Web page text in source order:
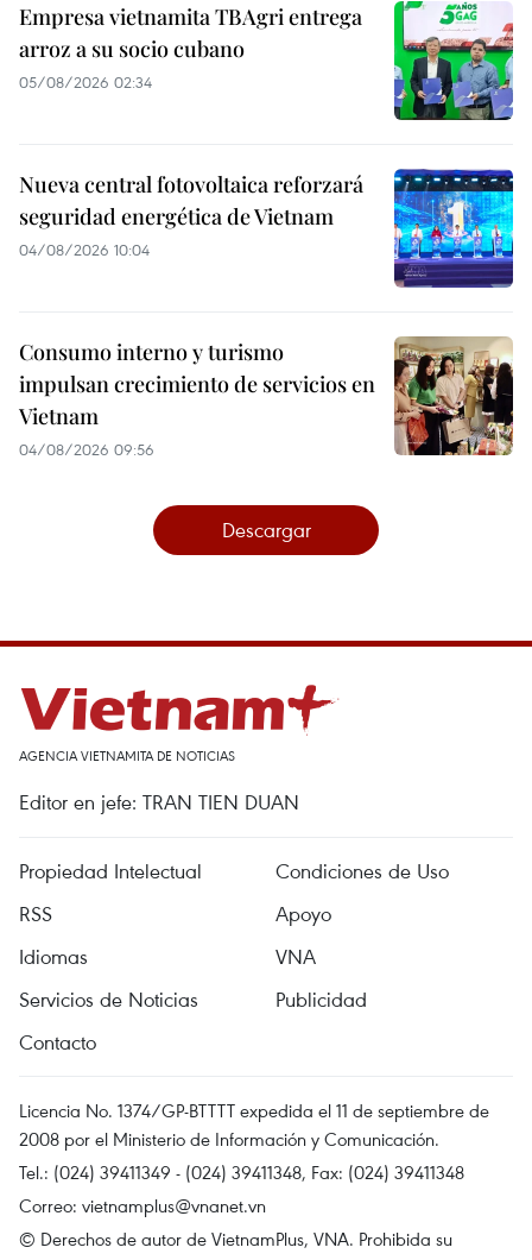
Empresa vietnamita TBAgri entrega
arroz a su socio cubano
05/08/2026 02:34
Nueva central fotovoltaica reforzará
seguridad energética de Vietnam
04/08/2026 10:04
Consumo interno y turismo
impulsan crecimiento de servicios en
Vietnam
04/08/2026 09:56
Descargar
AGENCIA VIETNAMITA DE NOTICIAS
Editor en jefe: TRAN TIEN DUAN
Propiedad Intelectual
Condiciones de Uso
RSS
Apoyo
Idiomas
VNA
Servicios de Noticias
Publicidad
Contacto
Licencia No. 1374/GP-BTTTT expedida el 11 de septiembre de
2008 por el Ministerio de Información y Comunicación.
Tel.: (024) 39411349 - (024) 39411348, Fax: (024) 39411348
Correo: vietnamplus@vnanet.vn
© Derechos de autor de VietnamPlus, VNA. Prohibida su